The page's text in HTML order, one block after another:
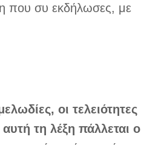
που συ εκδήλωσες, με
οι τελειότητες
τη λέξη πάλλεται ο